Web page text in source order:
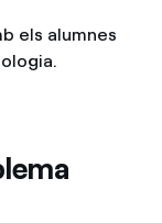
els alumnes